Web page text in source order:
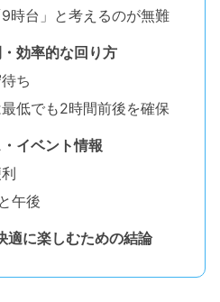
時台」と考えるのが無難
効率的な回り方
ち
低でも2時間前後を確保
イベント情報
午後
に楽しむための結論